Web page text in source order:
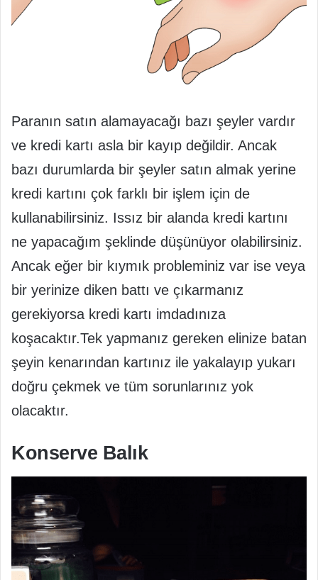
Paranın satın alamayacağı bazı şeyler vardır
ve kredi kartı asla bir kayıp değildir. Ancak
bazı durumlarda bir şeyler satın almak yerine
kredi kartını çok farklı bir işlem için de
kullanabilirsiniz. Issız bir alanda kredi kartını
ne yapacağım şeklinde düşünüyor olabilirsiniz.
Ancak eğer bir kıymık probleminiz var ise veya
bir yerinize diken battı ve çıkarmanız
gerekiyorsa kredi kartı imdadınıza
koşacaktır.Tek yapmanız gereken elinize batan
şeyin kenarından kartınız ile yakalayıp yukarı
doğru çekmek ve tüm sorunlarınız yok
olacaktır.
Konserve Balık